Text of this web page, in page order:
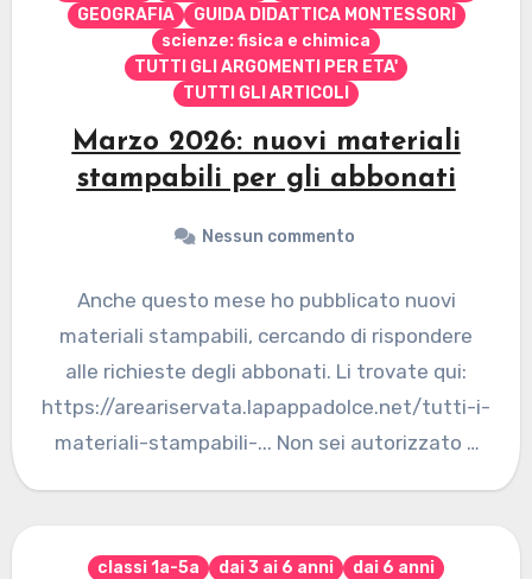
GEOGRAFIA
GUIDA DIDATTICA MONTESSORI
scienze: fisica e chimica
TUTTI GLI ARGOMENTI PER ETA'
TUTTI GLI ARTICOLI
Marzo 2026: nuovi materiali
stampabili per gli abbonati
Nessun commento
Anche questo mese ho pubblicato nuovi
materiali stampabili, cercando di rispondere
alle richieste degli abbonati. Li trovate qui:
https://areariservata.lapappadolce.net/tutti-i-
materiali-stampabili-... Non sei autorizzato a
classi 1a-5a dai 3 ai 6 anni
dai 6 anni